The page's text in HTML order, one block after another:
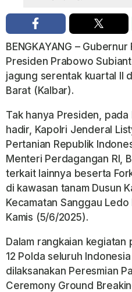
BENGKAYANG –
Presiden Prabowo
jagung serentak kuartal II
Barat (Kalbar).
Tak hanya Presiden,
hadir, Kapolri Jenderal
Pertanian Republik
Menteri Perdagangan RI,
terkait lainnya beserta
di kawasan tanam Dusun
Kecamatan Sanggau
Kamis (5/6/2025).
Dalam rangkaian kegiatan
12 Polda seluruh
dilaksanakan Peresmian
Ceremony Ground